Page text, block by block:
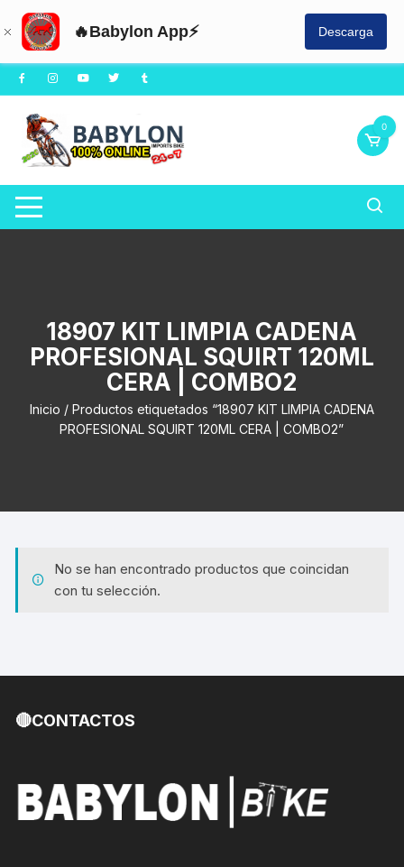
🔥Babylon App⚡ Descarga
Saltar
al
contenido
0
18907 KIT LIMPIA CADENA
PROFESIONAL SQUIRT 120ML
CERA | COMBO2
Inicio / Productos etiquetados “18907 KIT LIMPIA CADENA
PROFESIONAL SQUIRT 120ML CERA | COMBO2”
No se han encontrado productos que coincidan
con tu selección.
🔴CONTACTOS